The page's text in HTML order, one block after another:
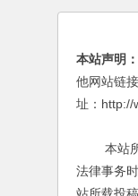
本站声明：
他网站链
址：http://
本站所
法律事务